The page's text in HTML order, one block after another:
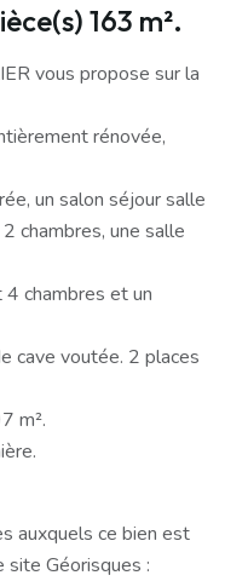
163 m².
vous propose sur la
rénovée,
un salon séjour salle
chambres, une salle
chambres et un
cave voutée. 2 places
m².
auxquels ce bien est
Géorisques :